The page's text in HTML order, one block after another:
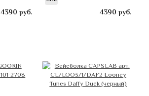
4390 руб. 4390 руб.